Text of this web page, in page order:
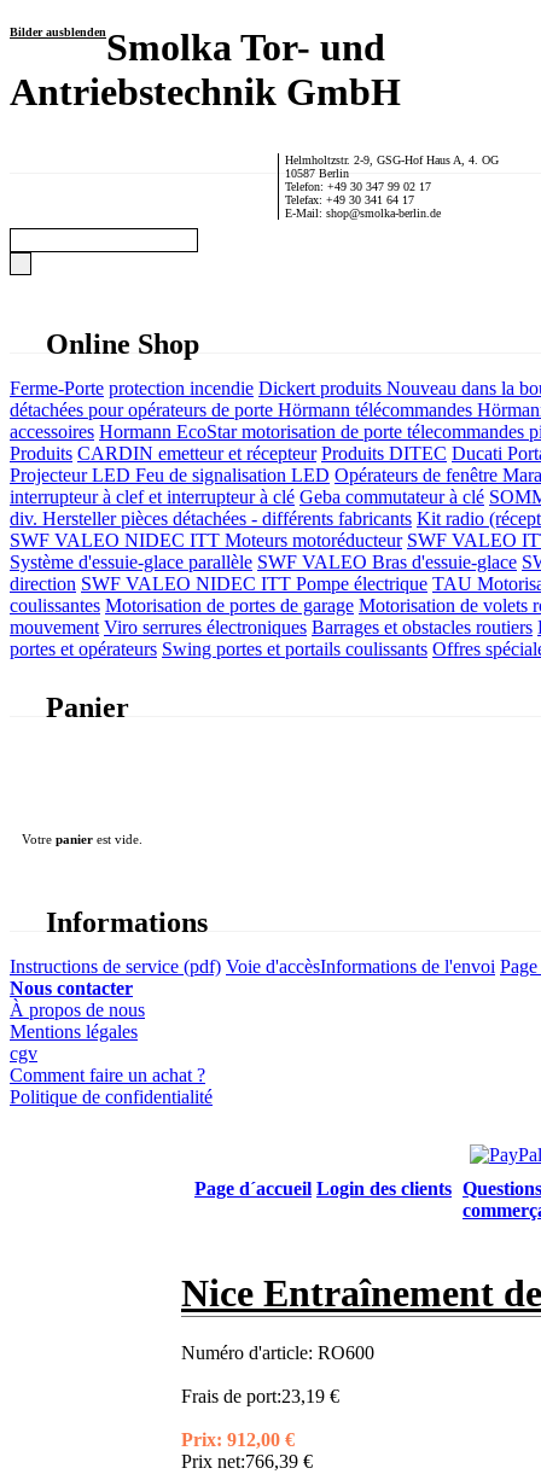
Bilder ausblendenSmolka Tor- und
Antriebstechnik GmbH
Helmholtzstr. 2-9, GSG-Hof Haus A, 4. OG
10587 Berlin
Telefon: +49 30 347 99 02 17
Telefax: +49 30 341 64 17
E-Mail: shop@smolka-berlin.de
Online Shop
Ferme-Porte protection incendie Dickert produits Nouveau dans la
détachées pour opérateurs de porte Hörmann télécommandes
accessoires Hormann EcoStar motorisation de porte télecommandes
Produits CARDIN emetteur et récepteur Produits DITEC Ducati
Projecteur LED Feu de signalisation LED Opérateurs de fenêtre
interrupteur à clef et interrupteur à clé Geba commutateur à clé
div. Herstellerpièces détachées - différents fabricants Kit radio
SWF VALEO NIDEC ITT Moteurs motoréducteur SWF VALEO
Système d'essuie-glace parallèle SWF VALEO Bras d'essuie-glace
direction SWF VALEO NIDEC ITT Pompe électrique TAU
coulissantes Motorisation de portes de garage Motorisation de volets
mouvement Viro serrures électroniques Barrages et obstacles routiers
portes et opérateurs Swing portes et portails coulissants Offres
Panier
Votre panier est vide.
Informations
Instructions de service (pdf) Voie d'accèsInformations de l'envoi
Nous contacter
À propos de nous
Mentions légales
cgv
Comment faire un achat ?
Politique de confidentialité
Page d´accueil Login des clients
Nice Entraînement
Numéro d'article: RO600
Frais de port:23,19 €
Prix: 912,00 €
Prix net:766,39 €